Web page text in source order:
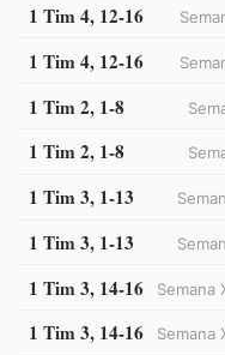
1 Tim 4, 12-16
1 Tim 4, 12-16
1 Tim 2, 1-8
1 Tim 2, 1-8
1 Tim 3, 1-13
1 Tim 3, 1-13
1 Tim 3, 14-16 Semana
1 Tim 3, 14-16 Semana